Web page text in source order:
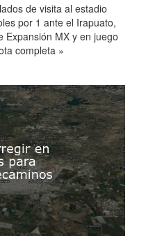
de visita al estadio
por 1 ante el Irapuato,
Expansión MX y en juego
completa »